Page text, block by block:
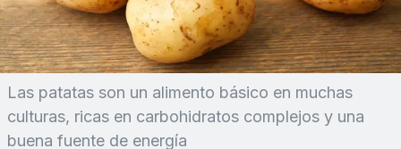
Las patatas son un alimento básico en muchas
culturas, ricas en carbohidratos complejos y una
buena fuente de energía